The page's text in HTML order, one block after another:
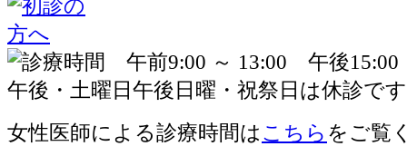
女性医師による診療時間は こちら をご覧